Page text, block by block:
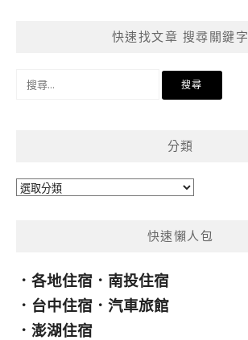
快速找文章 搜尋關鍵字
分類
分
快速懶人包
． 各地住宿 ． 南投住宿
． 台中住宿 ． 汽車旅館
． 澎湖住宿